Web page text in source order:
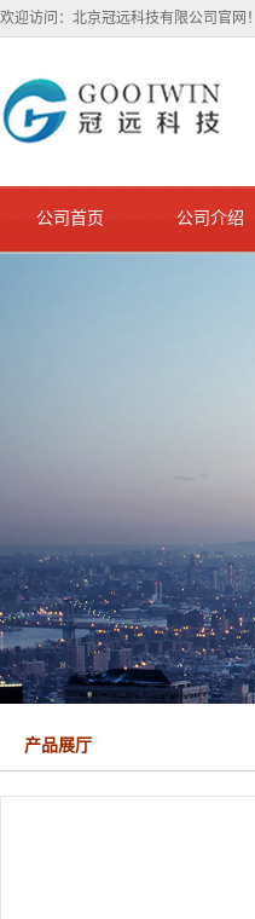
欢迎访问：北京冠远科技有限公司官网！
公司首页 公司介绍
产品展厅